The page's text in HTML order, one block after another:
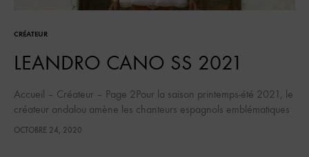
CRÉATEUR
LEANDRO CANO SS 2021
Accueil – Créateur – Page 2Pour la saison printemps-été 2021, le
créateur andalou amène les chanteurs espagnols emblématiques
tel que Lola Flores, Rocio Jurado et Imperio Argentina au temps
OCTOBRE 24, 2020